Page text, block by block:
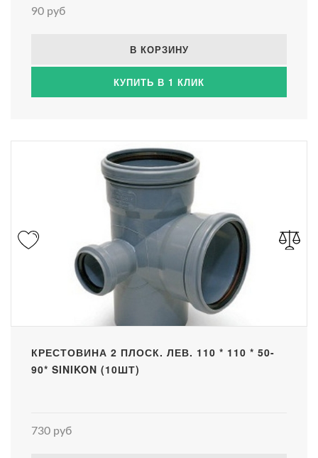
90 руб
В КОРЗИНУ
КУПИТЬ В 1 КЛИК
КРЕСТОВИНА 2 ПЛОСК. ЛЕВ. 110 * 110 * 50-
90* SINIKON (10ШТ)
730 руб